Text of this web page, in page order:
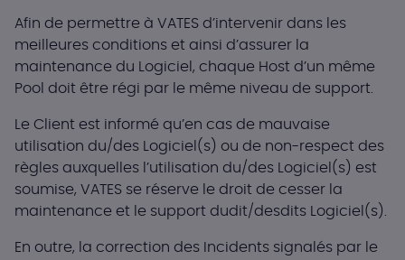
Afin de permettre à VATES d’intervenir dans les
meilleures conditions et ainsi d’assurer la
maintenance du Logiciel, chaque Host d’un même
Pool doit être régi par le même niveau de support.
Le Client est informé qu’en cas de mauvaise
utilisation du/des Logiciel(s) ou de non-respect des
règles auxquelles l’utilisation du/des Logiciel(s) est
soumise, VATES se réserve le droit de cesser la
maintenance et le support dudit/desdits Logiciel(s).
En outre, la correction des Incidents signalés par le